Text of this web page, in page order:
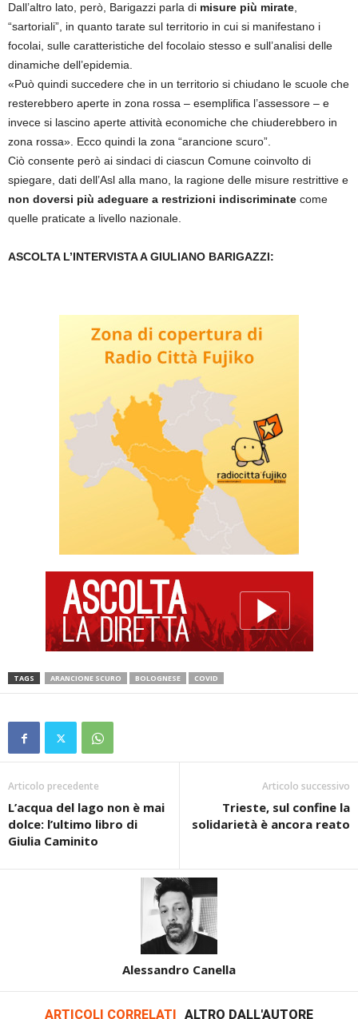
Dall’altro lato, però, Barigazzi parla di misure più mirate,
“sartoriali”, in quanto tarate sul territorio in cui si manifestano i
focolai, sulle caratteristiche del focolaio stesso e sull’analisi delle
dinamiche dell’epidemia.
«Può quindi succedere che in un territorio si chiudano le scuole che
resterebbero aperte in zona rossa – esemplifica l’assessore – e
invece si lascino aperte attività economiche che chiuderebbero in
zona rossa». Ecco quindi la zona “arancione scuro”.
Ciò consente però ai sindaci di ciascun Comune coinvolto di
spiegare, dati dell’Asl alla mano, la ragione delle misure restrittive e
non doversi più adeguare a restrizioni indiscriminate come
quelle praticate a livello nazionale.
ASCOLTA L’INTERVISTA A GIULIANO BARIGAZZI:
TAGS ARANCIONE SCURO BOLOGNESE COVID
Articolo precedente
L’acqua del lago non è mai
dolce: l’ultimo libro di
Giulia Caminito
Articolo successivo
Trieste, sul confine la
solidarietà è ancora reato
Alessandro Canella
ARTICOLI CORRELATI ALTRO DALL'AUTORE